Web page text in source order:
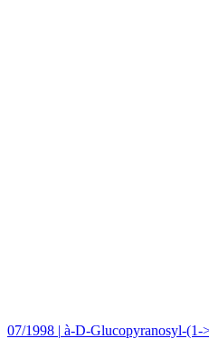
07/1998 | à-D-Glucopyranosyl-(1-